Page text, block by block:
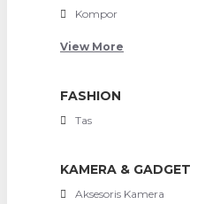
Kompor
View More
FASHION
Tas
KAMERA & GADGET
Aksesoris Kamera